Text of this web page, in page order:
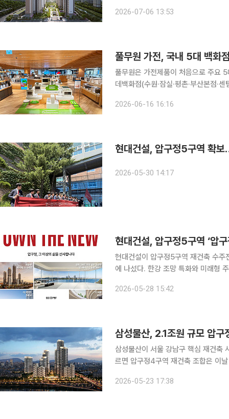
적 59~84㎡ 398가구가 일반분양
2026-07-06 13:53
풀무원 가전, 국내 5대 백화
풀무원은 가전제품이 처음으로 주요 5대 백화
데백화점(수원·잠실·평촌·부산본점·
다. 입점 제품은 듀얼 스팀 시스템을
2026-06-16 16:16
현대건설, 압구정5구역 확보
2026-05-30 14:17
현대건설, 압구정5구역 ‘압
현대건설이 압구정5구역 재건축 수
에 나섰다. 한강 조망 특화와 미래형
바탕으로 기존 고급 주거의 틀을 넘어
2026-05-28 15:42
삼성물산, 2.1조원 규모 압
삼성물산이 서울 강남구 핵심 재건축 사업지
르면 압구정4구역 재건축 조합은 이
여해 이 가운데 626표를 얻어
2026-05-23 17:38